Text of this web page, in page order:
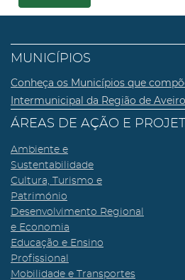
MUNICÍPIOS
Conheça os Municípios que
Intermunicipal da Região de Aveiro
ÁREAS DE AÇÃO E
Ambiente e
Sustentabilidade
Cultura, Turismo e
Património
Desenvolvimento Regional
e Economia
Educação e Ensino
Profissional
Mobilidade e Transportes